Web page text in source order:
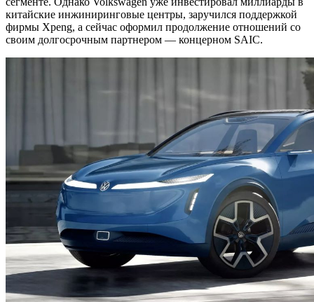
китайские инжиниринговые центры, заручился поддержкой
фирмы Xpeng, а сейчас оформил продолжение отношений со
своим долгосрочным партнером — концерном SAIC.